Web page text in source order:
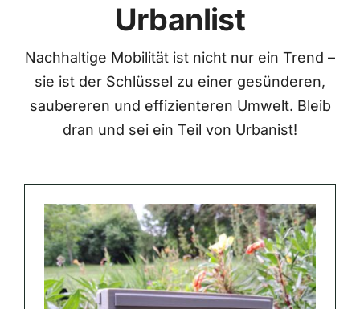
Urbanlist
Nachhaltige Mobilität ist nicht nur ein Trend –
sie ist der Schlüssel zu einer gesünderen,
saubereren und effizienteren Umwelt. Bleib
dran und sei ein Teil von Urbanist!